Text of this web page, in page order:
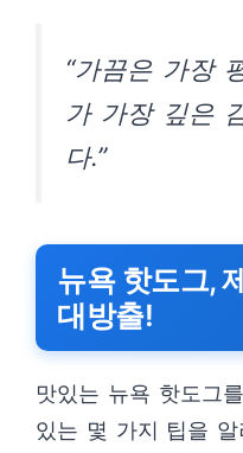
“가끔은 가장
가 가장 깊은
다.”
뉴욕 핫도그,
대방출!
맛있는 뉴욕 핫도그
있는 몇 가지 팁을